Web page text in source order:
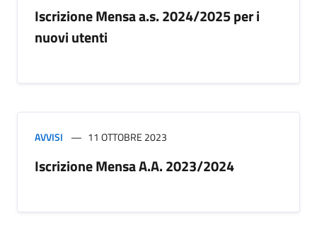
Iscrizione Mensa a.s. 2024/2025 per i
nuovi utenti
AVVISI 11 OTTOBRE 2023
Iscrizione Mensa A.A. 2023/2024